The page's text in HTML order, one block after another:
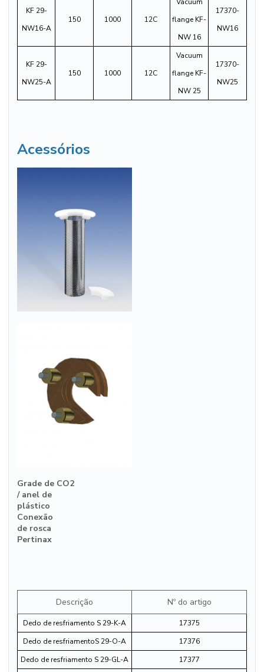
KF 29-
NW16-A
150 1000 12C
Vacuum
flange KF-
NW 16
17370-
NW16
KF 29-
NW25-A
150 1000 12C
Vacuum
flange KF-
NW 25
17370-
NW25
Acessórios
Grade de CO2
/ anel de
plástico
Conexão
de rosca
Pertinax
Descrição Nº do artigo
Dedo de resfriamento S 29-K-A
17375
Dedo de resfriamentoS 29-O-A
17376
Dedo de resfriamento S 29-GL-A
17377